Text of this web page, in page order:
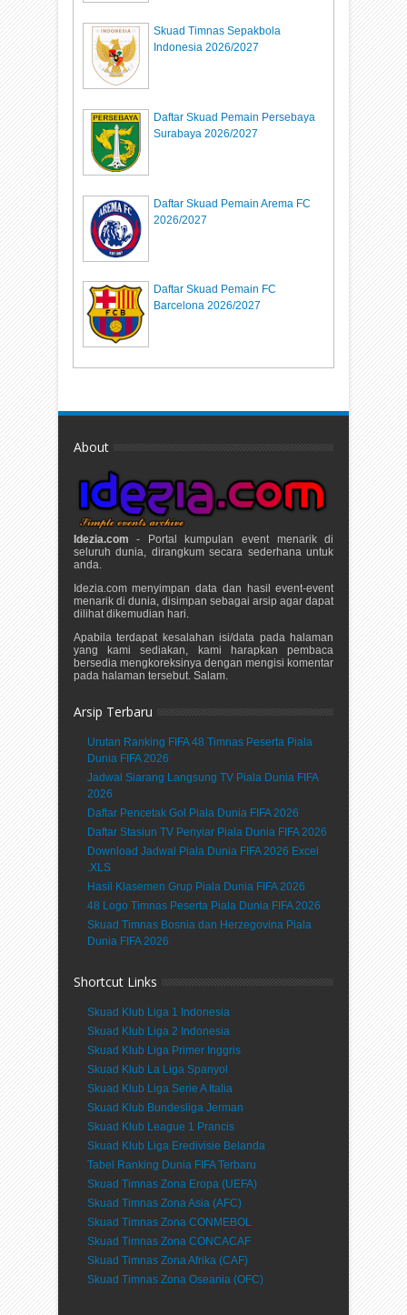
Skuad Timnas Sepakbola
Indonesia 2026/2027
Daftar Skuad Pemain Persebaya
Surabaya 2026/2027
Daftar Skuad Pemain Arema FC
2026/2027
Daftar Skuad Pemain FC
Barcelona 2026/2027
About
Idezia.com - Portal kumpulan event menarik di
seluruh dunia, dirangkum secara sederhana untuk
anda.
Idezia.com menyimpan data dan hasil event-event
menarik di dunia, disimpan sebagai arsip agar dapat
dilihat dikemudian hari.
Apabila terdapat kesalahan isi/data pada halaman
yang kami sediakan, kami harapkan pembaca
bersedia mengkoreksinya dengan mengisi komentar
pada halaman tersebut. Salam.
Arsip Terbaru
Urutan Ranking FIFA 48 Timnas Peserta Piala
Dunia FIFA 2026
Jadwal Siarang Langsung TV Piala Dunia FIFA
2026
Daftar Pencetak Gol Piala Dunia FIFA 2026
Daftar Stasiun TV Penyiar Piala Dunia FIFA 2026
Download Jadwal Piala Dunia FIFA 2026 Excel
.XLS
Hasil Klasemen Grup Piala Dunia FIFA 2026
48 Logo Timnas Peserta Piala Dunia FIFA 2026
Skuad Timnas Bosnia dan Herzegovina Piala
Dunia FIFA 2026
Shortcut Links
Skuad Klub Liga 1 Indonesia
Skuad Klub Liga 2 Indonesia
Skuad Klub Liga Primer Inggris
Skuad Klub La Liga Spanyol
Skuad Klub Liga Serie A Italia
Skuad Klub Bundesliga Jerman
Skuad Klub League 1 Prancis
Skuad Klub Liga Eredivisie Belanda
Tabel Ranking Dunia FIFA Terbaru
Skuad Timnas Zona Eropa (UEFA)
Skuad Timnas Zona Asia (AFC)
Skuad Timnas Zona CONMEBOL
Skuad Timnas Zona CONCACAF
Skuad Timnas Zona Afrika (CAF)
Skuad Timnas Zona Oseania (OFC)